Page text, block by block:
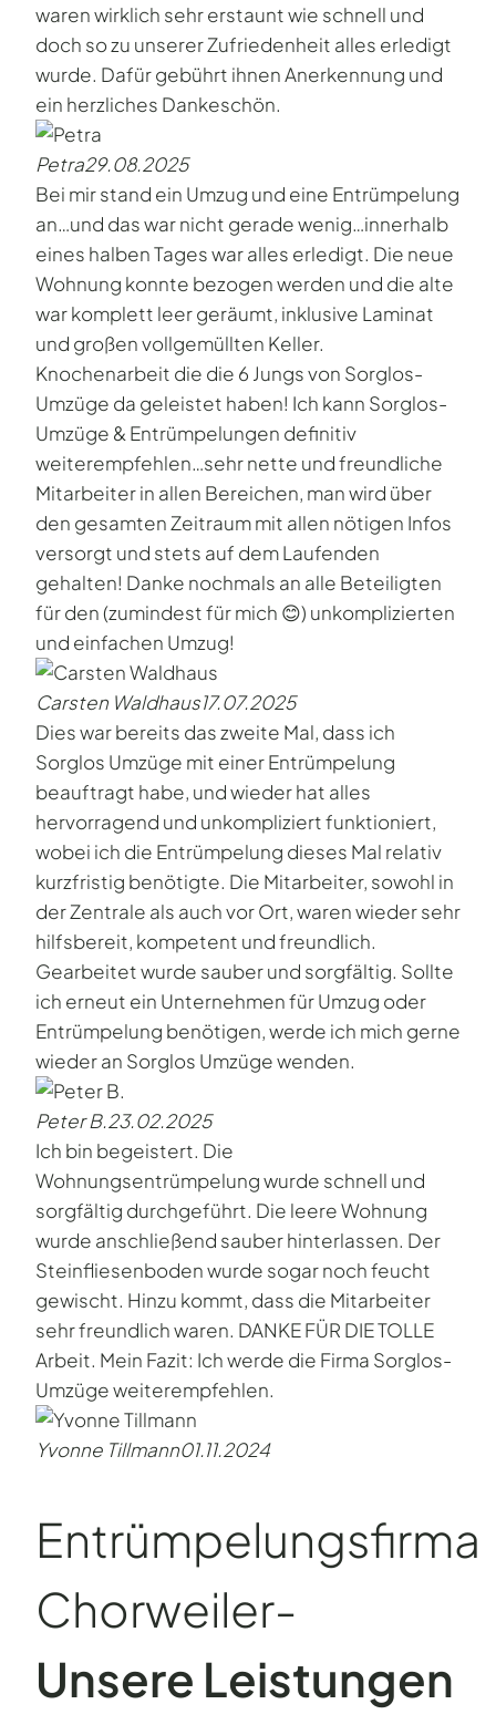
waren wirklich sehr erstaunt wie schnell und
doch so zu unserer Zufriedenheit alles erledigt
wurde. Dafür gebührt ihnen Anerkennung und
ein herzliches Dankeschön.
Petra29.08.2025
Bei mir stand ein Umzug und eine Entrümpelung
an…und das war nicht gerade wenig…innerhalb
eines halben Tages war alles erledigt. Die neue
Wohnung konnte bezogen werden und die alte
war komplett leer geräumt, inklusive Laminat
und großen vollgemüllten Keller.
Knochenarbeit die die 6 Jungs von Sorglos-
Umzüge da geleistet haben! Ich kann Sorglos-
Umzüge & Entrümpelungen definitiv
weiterempfehlen…sehr nette und freundliche
Mitarbeiter in allen Bereichen, man wird über
den gesamten Zeitraum mit allen nötigen Infos
versorgt und stets auf dem Laufenden
gehalten! Danke nochmals an alle Beteiligten
für den (zumindest für mich 😊) unkomplizierten
und einfachen Umzug!
Carsten Waldhaus17.07.2025
Dies war bereits das zweite Mal, dass ich
Sorglos Umzüge mit einer Entrümpelung
beauftragt habe, und wieder hat alles
hervorragend und unkompliziert funktioniert,
wobei ich die Entrümpelung dieses Mal relativ
kurzfristig benötigte. Die Mitarbeiter, sowohl in
der Zentrale als auch vor Ort, waren wieder sehr
hilfsbereit, kompetent und freundlich.
Gearbeitet wurde sauber und sorgfältig. Sollte
ich erneut ein Unternehmen für Umzug oder
Entrümpelung benötigen, werde ich mich gerne
wieder an Sorglos Umzüge wenden.
Peter B.23.02.2025
Ich bin begeistert. Die
Wohnungsentrümpelung wurde schnell und
sorgfältig durchgeführt. Die leere Wohnung
wurde anschließend sauber hinterlassen. Der
Steinfliesenboden wurde sogar noch feucht
gewischt. Hinzu kommt, dass die Mitarbeiter
sehr freundlich waren. DANKE FÜR DIE TOLLE
Arbeit. Mein Fazit: Ich werde die Firma Sorglos-
Umzüge weiterempfehlen.
Yvonne Tillmann01.11.2024
Entrümpelungsfirma
Chorweiler-
Unsere Leistungen